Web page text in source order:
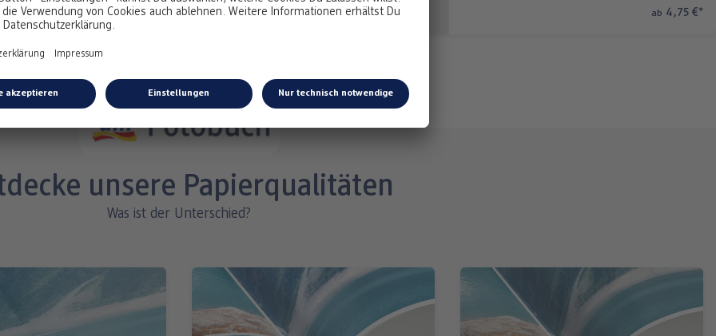
ab5,25 €* ab 4,75 €*
unsere Papierqualitäten
Was ist der Unterschied?